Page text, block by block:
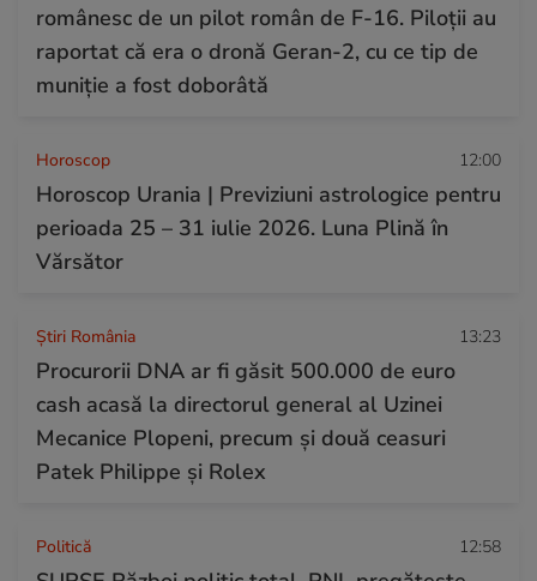
românesc de un pilot român de F-16. Piloții au
raportat că era o dronă Geran-2, cu ce tip de
muniție a fost doborâtă
Horoscop 12:00
Horoscop Urania | Previziuni astrologice pentru
perioada 25 – 31 iulie 2026. Luna Plină în
Vărsător
Știri România 13:23
Procurorii DNA ar fi găsit 500.000 de euro
cash acasă la directorul general al Uzinei
Mecanice Plopeni, precum și două ceasuri
Patek Philippe și Rolex
Politică 12:58